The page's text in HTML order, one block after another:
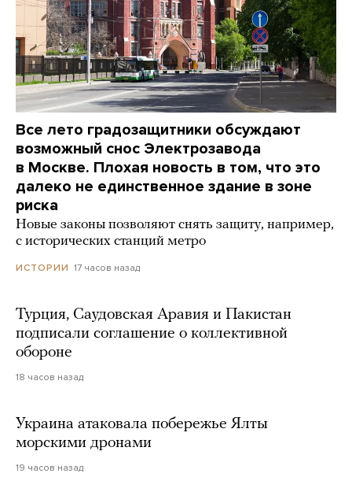
Все лето градозащитники обсуждают
возможный снос Электрозавода
в Москве. Плохая новость в том, что это
далеко не единственное здание в зоне
риска
Новые законы позволяют снять защиту, например,
с исторических станций метро
ИСТОРИИ 17 часов назад
Турция, Саудовская Аравия и Пакистан
подписали соглашение о коллективной
обороне
18 часов назад
Украина атаковала побережье Ялты
морскими дронами
19 часов назад